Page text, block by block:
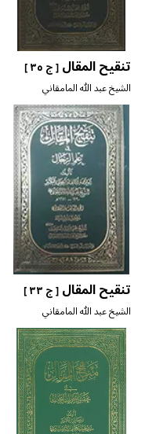
تنقيح المقال[ ج ٣٥ ]
الشيخ عبد الله المامقاني
تنقيح المقال[ ج ٣٣ ]
الشيخ عبد الله المامقاني